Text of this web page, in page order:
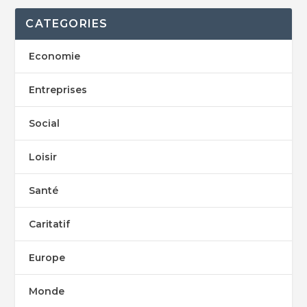
CATEGORIES
Economie
Entreprises
Social
Loisir
Santé
Caritatif
Europe
Monde